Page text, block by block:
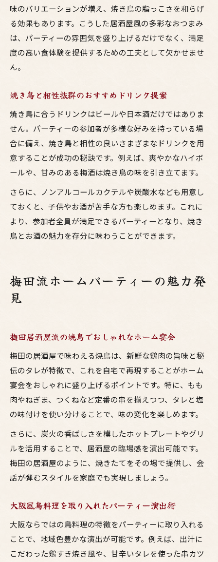
味のバリエーションが増え、焼き鳥の脂っこさを和らげ
る効果もあります。こうした居酒屋風の多彩なおつまみ
は、パーティーの雰囲気を盛り上げるだけでなく、満足
度の高い食体験を提供するための工夫として欠かせませ
ん。
焼き鳥と相性抜群のおすすめドリンク提案
焼き鳥に合うドリンクはビールや日本酒だけではありま
せん。パーティーの参加者が多様な好みを持っている場
合に備え、焼き鳥と相性の良いさまざまなドリンクを用
意することが成功の秘訣です。例えば、爽やかなハイボ
ールや、甘みのある梅酒は焼き鳥の味を引き立てます。
さらに、ノンアルコールカクテルや炭酸水なども用意し
ておくと、子供やお酒が苦手な方も楽しめます。これに
より、参加者全員が満足できるパーティーとなり、焼き
鳥とお酒の魅力を存分に味わうことができます。
梅田流ホームパーティーの魅力発
見
梅田居酒屋流の焼鳥でおしゃれなホーム宴会
梅田の居酒屋で味わえる焼鳥は、新鮮な鶏肉の旨味と秘
伝のタレが特徴で、これを自宅で再現することがホーム
宴会をおしゃれに盛り上げるポイントです。特に、もも
肉やねぎま、つくねなど定番の串を揃えつつ、タレと塩
の味付けを使い分けることで、味の変化を楽しめます。
さらに、炭火の香ばしさを模したホットプレートやグリ
ルを活用することで、居酒屋の臨場感を演出可能です。
梅田の居酒屋のように、焼きたてをその場で提供し、会
話が弾むスタイルを家庭でも実現しましょう。
大阪風鳥料理を取り入れたパーティー演出術
大阪ならではの鳥料理の特徴をパーティーに取り入れる
ことで、地域色豊かな演出が可能です。例えば、出汁に
こだわった鶏すき焼き風や、甘辛いタレを使った串カツ